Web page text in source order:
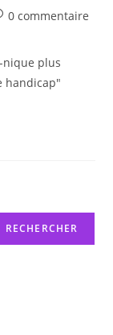
:
0 commentaire
nique plus
handicap"
RECHERCHER